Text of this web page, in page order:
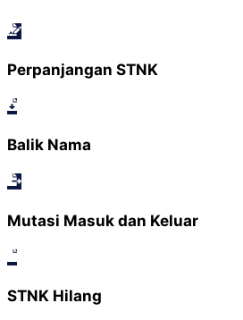
Perpanjangan STNK
Balik Nama
Mutasi Masuk dan Keluar
STNK Hilang